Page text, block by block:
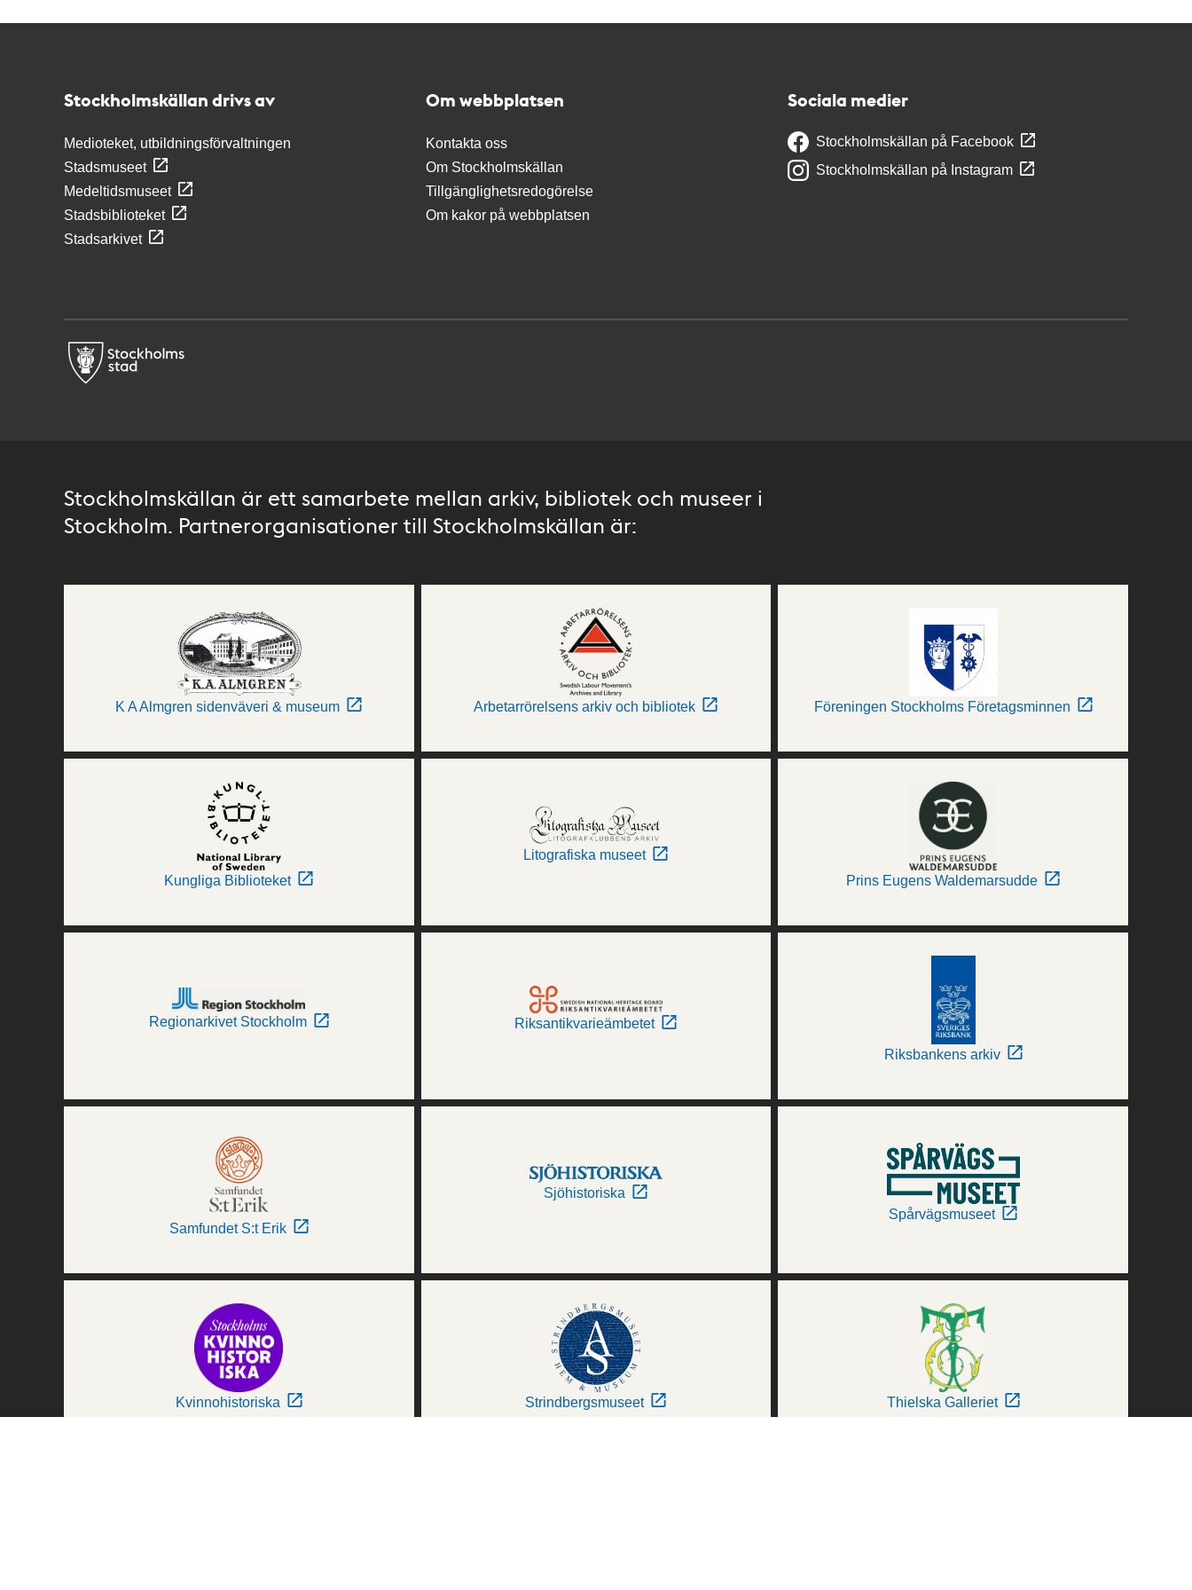
Stockholmskällan drivs av
Medioteket, utbildningsförvaltningen
Stadsmuseet
Medeltidsmuseet
Stadsbiblioteket
Stadsarkivet
Om webbplatsen
Kontakta oss
Om Stockholmskällan
Tillgänglighetsredogörelse
Om kakor på webbplatsen
Sociala medier
Stockholmskällan på Facebook
Stockholmskällan på Instagram
Stockholmskällan är ett samarbete mellan arkiv, bibliotek och museer i
Stockholm. Partnerorganisationer till Stockholmskällan är:
K A Almgren sidenväveri & museum Arbetarrörelsens arkiv och bibliotek Föreningen Stockholms Företagsminnen
Kungliga Biblioteket
Litografiska museet
Prins Eugens Waldemarsudde
Regionarkivet Stockholm Riksantikvarieämbetet
Riksbankens arkiv
Samfundet S:t Erik
Sjöhistoriska
Spårvägsmuseet
Kvinnohistoriska Strindbergsmuseet Thielska Galleriet